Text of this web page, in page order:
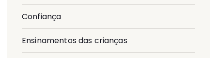
Confiança
Ensinamentos das crianças